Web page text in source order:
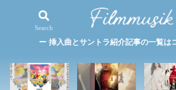
映画×音楽
ー 挿入曲とサントラ紹介記事の一覧は
Search